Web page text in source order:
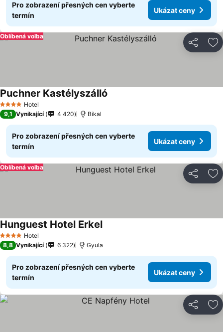
Pro zobrazení přesných cen vyberte
termín
Ukázat ceny
Sdílet
Oblíbená volba
4 Počet hvězdiček
Hotel
Puchner Kastélyszálló
9,1 Vynikající 4 420 Bikal
Pro zobrazení přesných cen vyberte
termín
Ukázat ceny
Sdílet
Oblíbená volba
4 Počet hvězdiček
Hotel
Hunguest Hotel Erkel
8,8 Vynikající 6 322 Gyula
Pro zobrazení přesných cen vyberte
termín
Ukázat ceny
Sdílet